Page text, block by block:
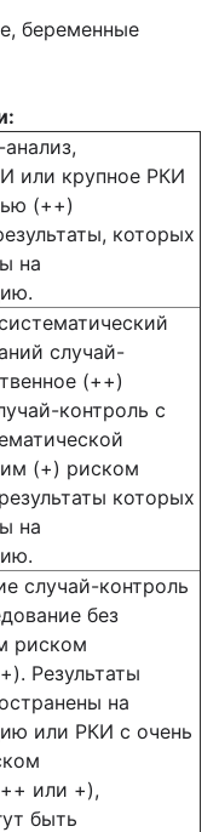
беременные
или крупное РКИ
(++)
которых
на
случай-
(++)
контроль с
(+) риском
которых
на
случай-контроль
без
риском
Результаты
на
или РКИ с очень
или +),
быть